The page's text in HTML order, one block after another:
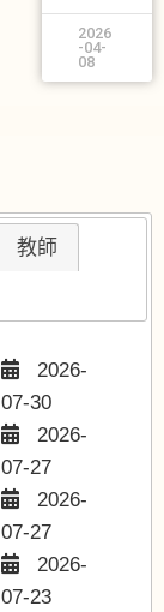
2026
-04-
08
教師
2026-
07-30
2026-
07-27
2026-
07-27
2026-
07-23